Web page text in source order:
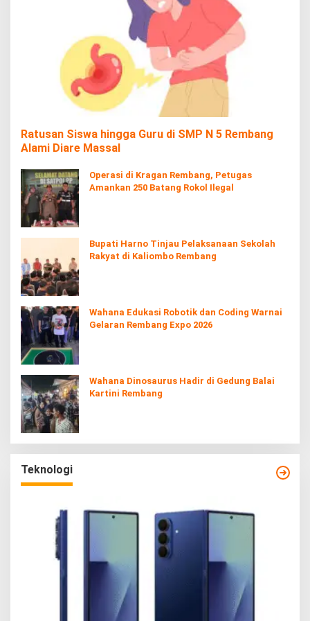
Ratusan Siswa hingga Guru di SMP N 5 Rembang
Alami Diare Massal
Operasi di Kragan Rembang, Petugas
Amankan 250 Batang Rokol Ilegal
Bupati Harno Tinjau Pelaksanaan Sekolah
Rakyat di Kaliombo Rembang
Wahana Edukasi Robotik dan Coding Warnai
Gelaran Rembang Expo 2026
Wahana Dinosaurus Hadir di Gedung Balai
Kartini Rembang
Teknologi